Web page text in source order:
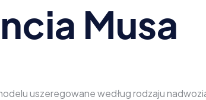
Musa
uszeregowane według rodzaju